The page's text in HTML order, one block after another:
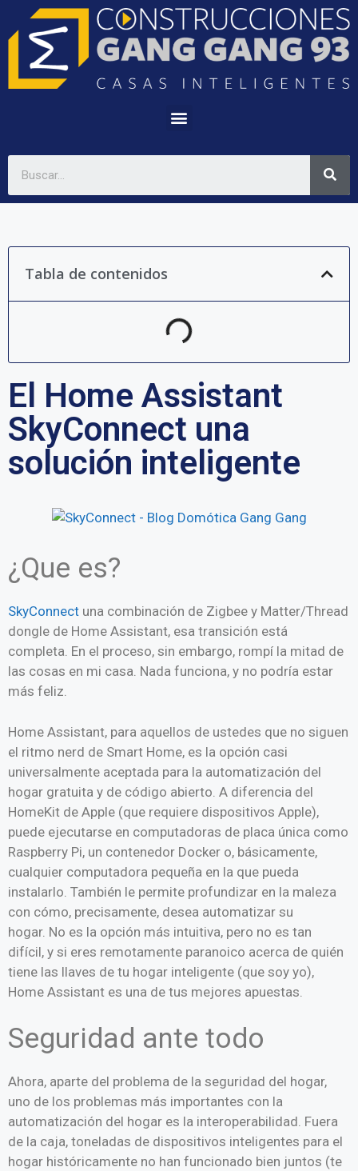
Tabla de contenidos
El Home Assistant
SkyConnect una
solución inteligente
¿Que es?
SkyConnect una combinación de Zigbee y Matter/Thread
dongle de Home Assistant, esa transición está
completa. En el proceso, sin embargo, rompí la mitad de
las cosas en mi casa. Nada funciona, y no podría estar
más feliz.
Home Assistant, para aquellos de ustedes que no siguen
el ritmo nerd de Smart Home, es la opción casi
universalmente aceptada para la automatización del
hogar gratuita y de código abierto. A diferencia del
HomeKit de Apple (que requiere dispositivos Apple),
puede ejecutarse en computadoras de placa única como
Raspberry Pi, un contenedor Docker o, básicamente,
cualquier computadora pequeña en la que pueda
instalarlo. También le permite profundizar en la maleza
con cómo, precisamente, desea automatizar su
hogar. No es la opción más intuitiva, pero no es tan
difícil, y si eres remotamente paranoico acerca de quién
tiene las llaves de tu hogar inteligente (que soy yo),
Home Assistant es una de tus mejores apuestas.
Seguridad ante todo
Ahora, aparte del problema de la seguridad del hogar,
uno de los problemas más importantes con la
automatización del hogar es la interoperabilidad. Fuera
de la caja, toneladas de dispositivos inteligentes para el
hogar históricamente no han funcionado bien juntos (te